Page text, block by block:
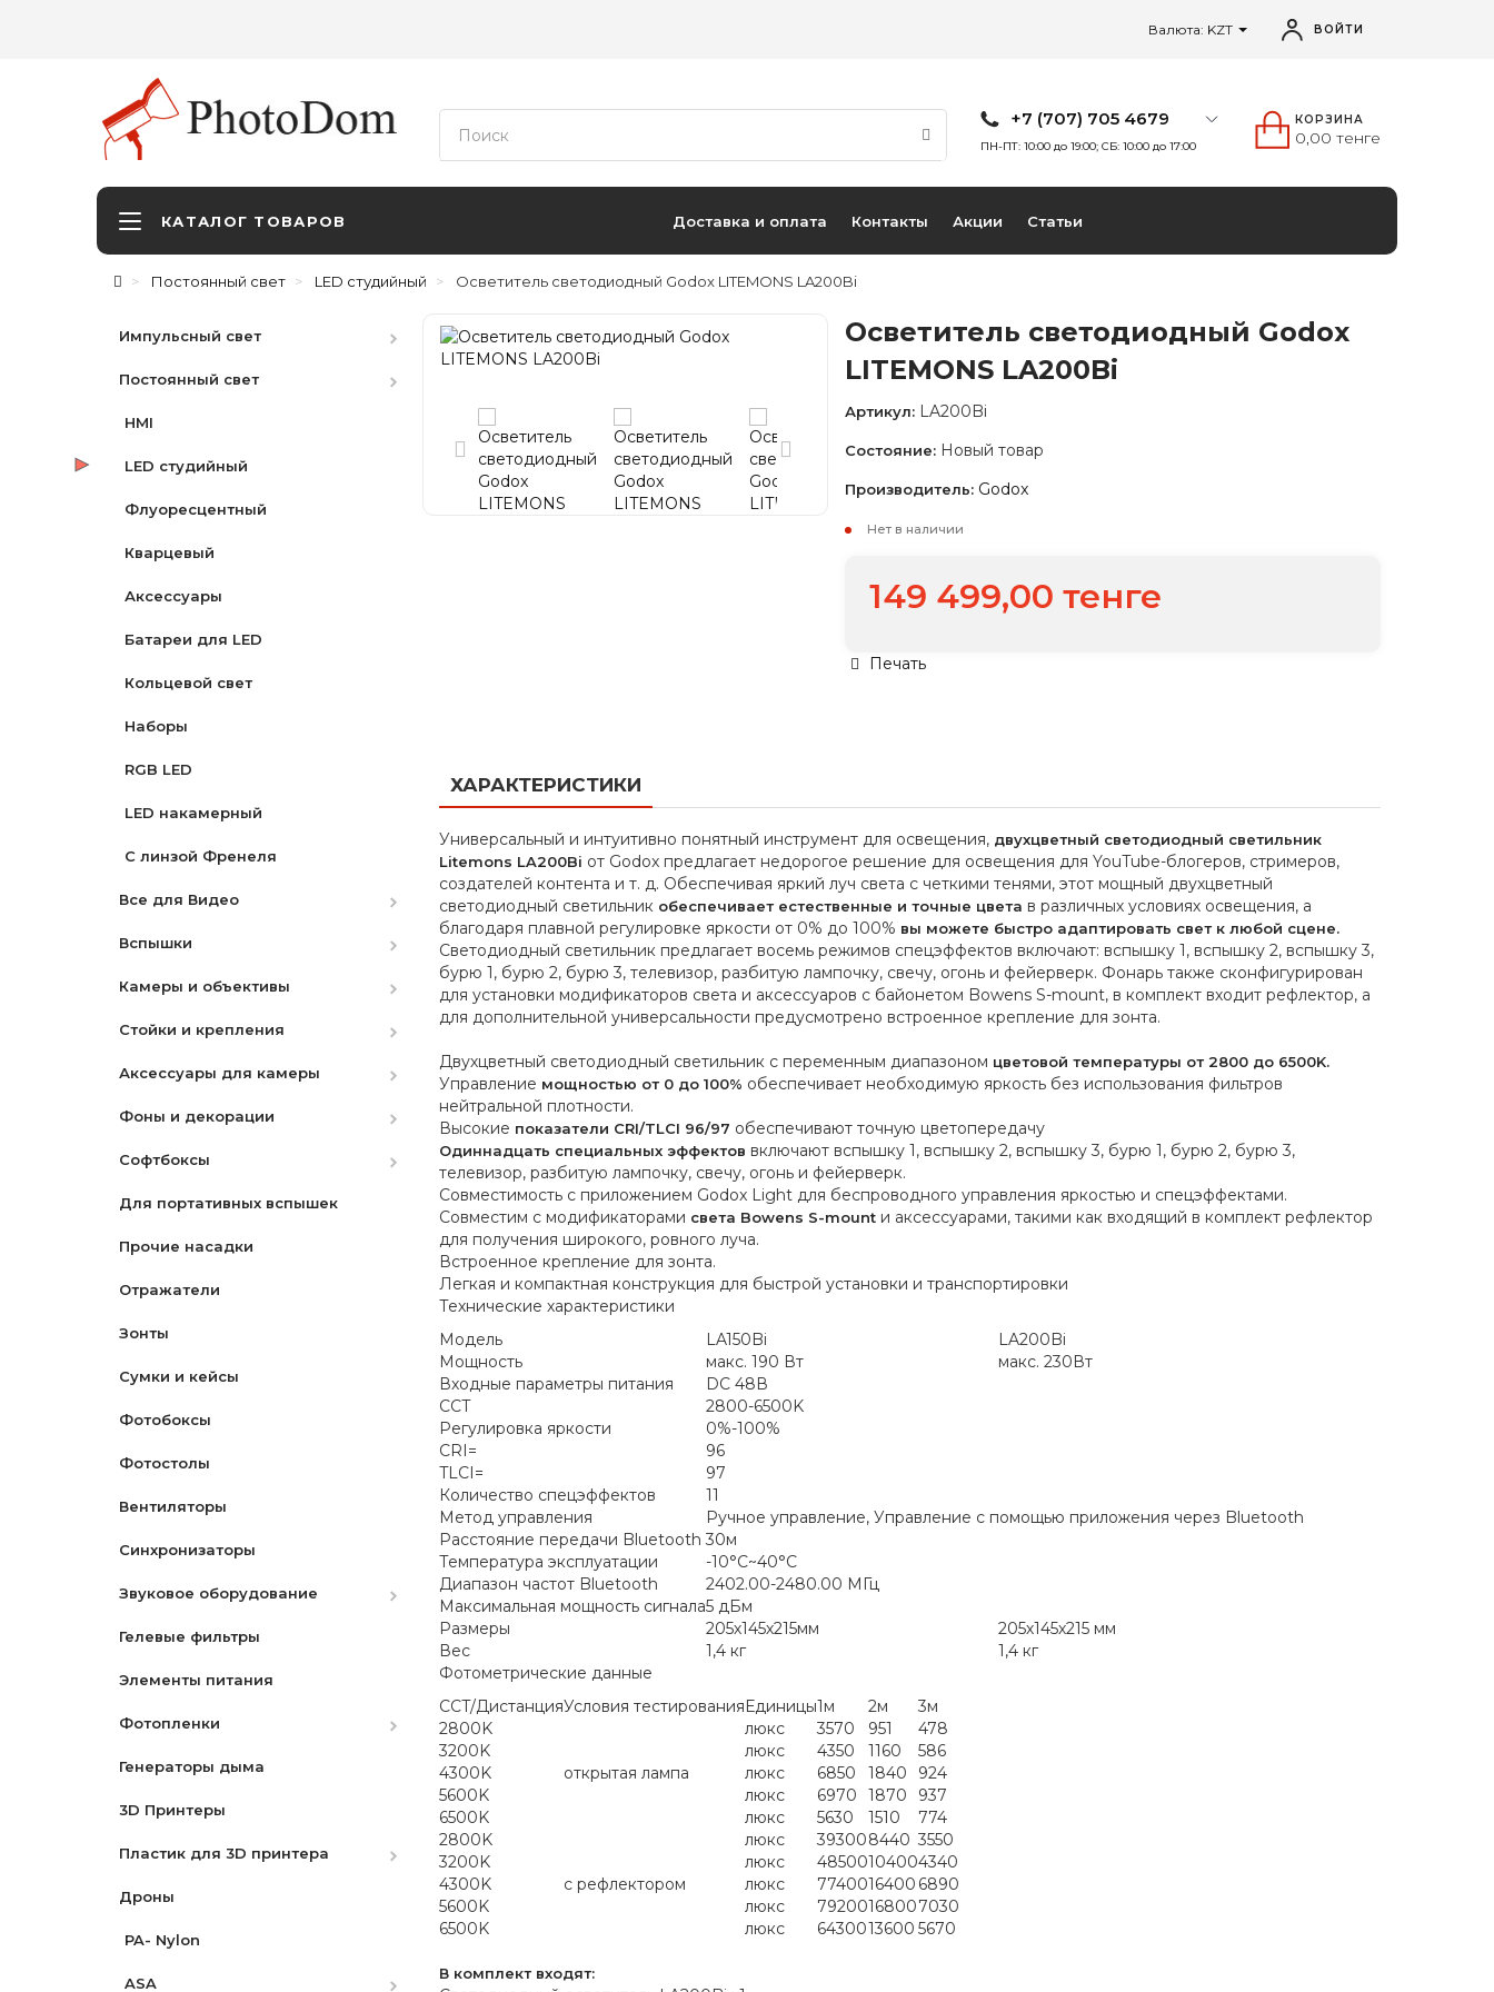
Валюта: KZT ВОЙТИ
+7 (707) 705 4679
ПН-ПТ: 10:00 до 19:00; СБ: 10:00 до 17:00
КОРЗИНА
0,00 тенге
КАТАЛОГ ТОВАРОВ Доставка и оплата Контакты Акции Статьи
Постоянный свет LED студийный Осветитель светодиодный Godox LITEMONS LA200Bi
Импульсный свет
Студийные вспышки
Наборы
Аксессуары
Постоянный свет
HMI
LED студийный
Флуоресцентный
Кварцевый
Аксессуары
Батареи для LED
Кольцевой свет
Наборы
RGB LED
LED накамерный
С линзой Френеля
Все для Видео
Видоискатели
Электронные стабилизаторы
камеры
Механические стабилизаторы
камеры
Рельсы
Триподы
Моноподы
Клейкие ленты
Мониторы
Аксессуары
Телесуфлеры
Видеосендеры
Вспышки
Аккумуляторы
Камеры и объективы
Объективы для Canon
Объективы для Nikon
Объективы для Sony
Камеры Fujifilm
Объективы для Fujifilm
Объективы L-Mount
Камеры DJI
Стойки и крепления
Держатели фонов
Стойки
Крепеж
Система рельс
Аксессуары для камеры
Фильтры
UV | Защитный
CPL-Поляризационный
ND-Нейтрально Серый
Градиентные
Чехлы
Макро
Наборы
Star- Звездный
Штативы ( Триподы )
Моноподы
Наборы для чистки
Сумки для камер
Карты памяти
Крышки для объективов
Пульты
Переходные кольца
Аккумуляторы
Canon
Nikon
Зарядные устройства
Canon
Nikon
Sony
Ремни
Защитные экраны
Бленды
Разное
Видоискатели
Фоны и декорации
Бумажные
Матерчатые
Переносные
PVC
Софтбоксы
Октобоксы
Для портативных вспышек
Прочие насадки
Отражатели
Зонты
Сумки и кейсы
Фотобоксы
Фотостолы
Вентиляторы
Синхронизаторы
Звуковое оборудование
Микрофоны
Микшеры и адаптеры
Рекордеры
Гелевые фильтры
Элементы питания
Фотопленки
Фотопленки Черно-Белые
Фотопленка цветная
Генераторы дыма
3D Принтеры
Пластик для 3D принтера
PLA
PLA Pro
Silk PLA
PA- Nylon
ASA
Дроны
Осветитель светодиодный Godox
LITEMONS LA200Bi
Артикул: LA200Bi
Состояние: Новый товар
Производитель: Godox
Нет в наличии
149 499,00 тенге
Печать
ХАРАКТЕРИСТИКИ
Универсальный и интуитивно понятный инструмент для освещения,двухцветный светодиодный светильник
Litemons LA200Bi от Godox предлагает недорогое решение для освещения для YouTube-блогеров, стримеров,
создателей контента и т. д. Обеспечивая яркий луч света с четкими тенями, этот мощный двухцветный
светодиодный светильник обеспечивает естественные и точные цвета в различных условиях освещения, а
благодаря плавной регулировке яркости от 0% до 100% вы можете быстро адаптировать свет к любой сцене.
Светодиодный светильник предлагает восемь режимов спецэффектов включают: вспышку 1, вспышку 2, вспышку 3,
бурю 1, бурю 2, бурю 3, телевизор, разбитую лампочку, свечу, огонь и фейерверк. Фонарь также сконфигурирован
для установки модификаторов света и аксессуаров с байонетом Bowens S-mount, в комплект входит рефлектор, а
для дополнительной универсальности предусмотрено встроенное крепление для зонта.
Двухцветный светодиодный светильник с переменным диапазоном цветовой температуры от 2800 до 6500K.
Управление мощностью от 0 до 100% обеспечивает необходимую яркость без использования фильтров
нейтральной плотности.
Высокие показатели CRI/TLCI 96/97 обеспечивают точную цветопередачу
Одиннадцать специальных эффектов включают вспышку 1, вспышку 2, вспышку 3, бурю 1, бурю 2, бурю 3,
телевизор, разбитую лампочку, свечу, огонь и фейерверк.
Совместимость с приложением Godox Light для беспроводного управления яркостью и спецэффектами.
Совместим с модификаторами света Bowens S-mountи аксессуарами, такими как входящий в комплект рефлектор
для получения широкого, ровного луча.
Встроенное крепление для зонта.
Легкая и компактная конструкция для быстрой установки и транспортировки
Технические характеристики
Модель
LA150Bi
LA200Bi
Мощность
макс. 190 Вт
макс. 230Вт
Входные параметры питания
DC 48В
CCT
2800-6500K
Регулировка яркости
0%-100%
CRI=
96
TLCI=
97
Количество спецэффектов
11
Метод управления
Ручное управление, Управление с помощью приложения через Bluetooth
Расстояние передачи Bluetooth 30м
Температура эксплуатации
-10°C~40°C
Диапазон частот Bluetooth
2402.00-2480.00 МГц
Максимальная мощность сигнала5 дБм
Размеры
205х145х215мм
205х145х215 мм
Вес
1,4 кг
1,4 кг
Фотометрические данные
CCT/ДистанцияУсловия тестированияЕдиницы1м 2м
3м
2800K
открытая лампа
люкс 3570 951
478
3200K
люкс 4350 1160
586
4300K
люкс 6850 1840
924
5600K
люкс 6970 1870
937
6500K
люкс 5630 1510
774
2800K
с рефлектором
люкс 393008440 3550
3200K
люкс 48500104004340
4300K
люкс 7740016400 6890
5600K
люкс 79200168007030
6500K
люкс 6430013600 5670
В комплект входят: